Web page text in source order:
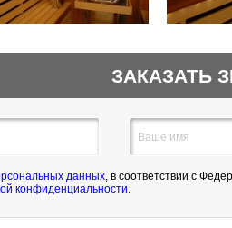
ЗАКАЗАТЬ
Ваше имя
данных, в соответствии с
конфиденциальности.